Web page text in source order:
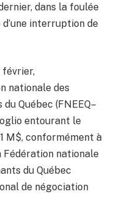
dans la foulée
interruption de
février,
nationale des
Québec (FNEEQ–
entourant le
M$, conformément à
Fédération nationale
du Québec
de négociation